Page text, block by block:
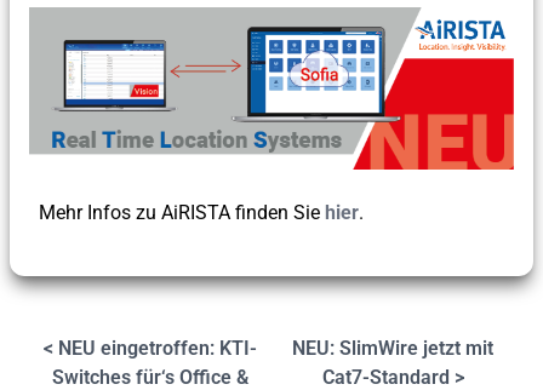
Mehr Infos zu AiRISTA finden Sie hier.
< NEU eingetroffen: KTI-
Switches für‘s Office &
NEU: SlimWire jetzt mit
Cat7-Standard >